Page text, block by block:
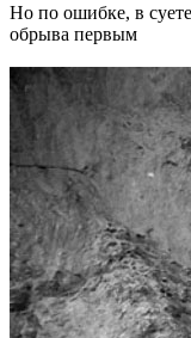
Но по ошибке, в
обрыва первым